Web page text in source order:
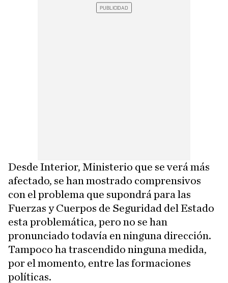
Desde Interior, Ministerio que se verá más
afectado, se han mostrado comprensivos
con el problema que supondrá para las
Fuerzas y Cuerpos de Seguridad del Estado
esta problemática, pero no se han
pronunciado todavía en ninguna dirección.
Tampoco ha trascendido ninguna medida,
por el momento, entre las formaciones
políticas.